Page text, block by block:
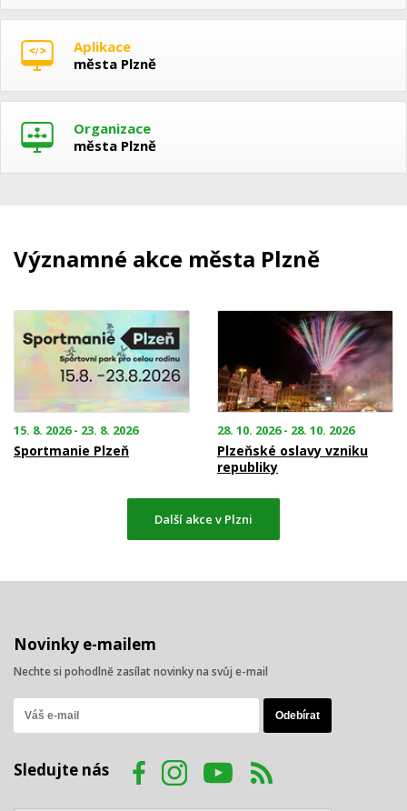
Aplikace
města Plzně
Organizace
města Plzně
Významné akce města Plzně
15. 8. 2026 - 23. 8. 2026
Sportmanie Plzeň
28. 10. 2026 - 28. 10. 2026
Plzeňské oslavy vzniku
republiky
Další akce v Plzni
Novinky e-mailem
Nechte si pohodlně zasílat novinky na svůj e-mail
Sledujte nás